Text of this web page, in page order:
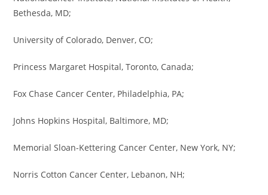
Bethesda, MD;
University of Colorado, Denver, CO;
Princess Margaret Hospital, Toronto, Canada;
Fox Chase Cancer Center, Philadelphia, PA;
Johns Hopkins Hospital, Baltimore, MD;
Memorial Sloan-Kettering Cancer Center, New York, NY;
Norris Cotton Cancer Center, Lebanon, NH;